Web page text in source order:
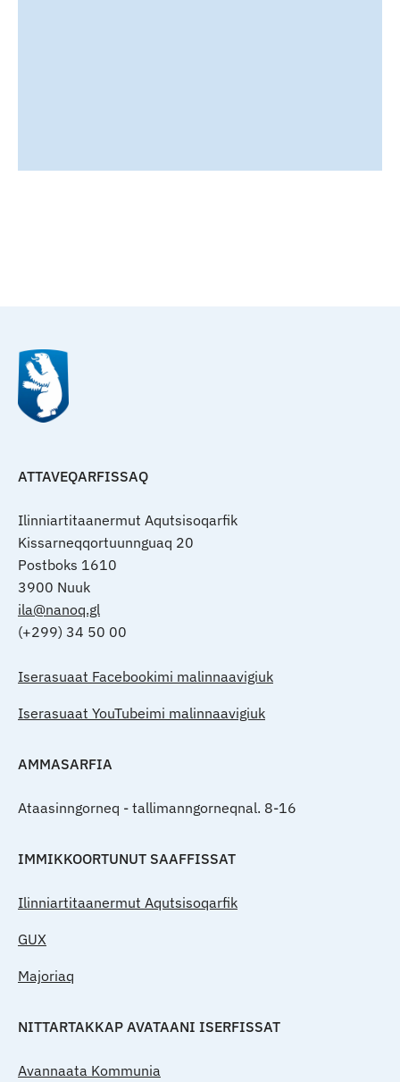
ATTAVEQARFISSAQ
Ilinniartitaanermut Aqutsisoqarfik
Kissarneqqortuunnguaq 20
Postboks 1610
3900 Nuuk
ila@nanoq.gl
(+299) 34 50 00
Iserasuaat Facebookimi malinnaavigiuk
Iserasuaat YouTubeimi malinnaavigiuk
AMMASARFIA
Ataasinngorneq - tallimanngorneqnal. 8-16
IMMIKKOORTUNUT SAAFFISSAT
Ilinniartitaanermut Aqutsisoqarfik
GUX
Majoriaq
NITTARTAKKAP AVATAANI ISERFISSAT
Avannaata Kommunia